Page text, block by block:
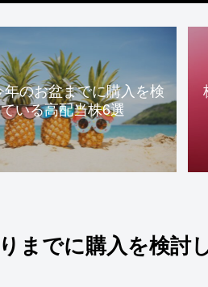
年のお盆までに購入を検
いる高配当株6選
までに購入を検討